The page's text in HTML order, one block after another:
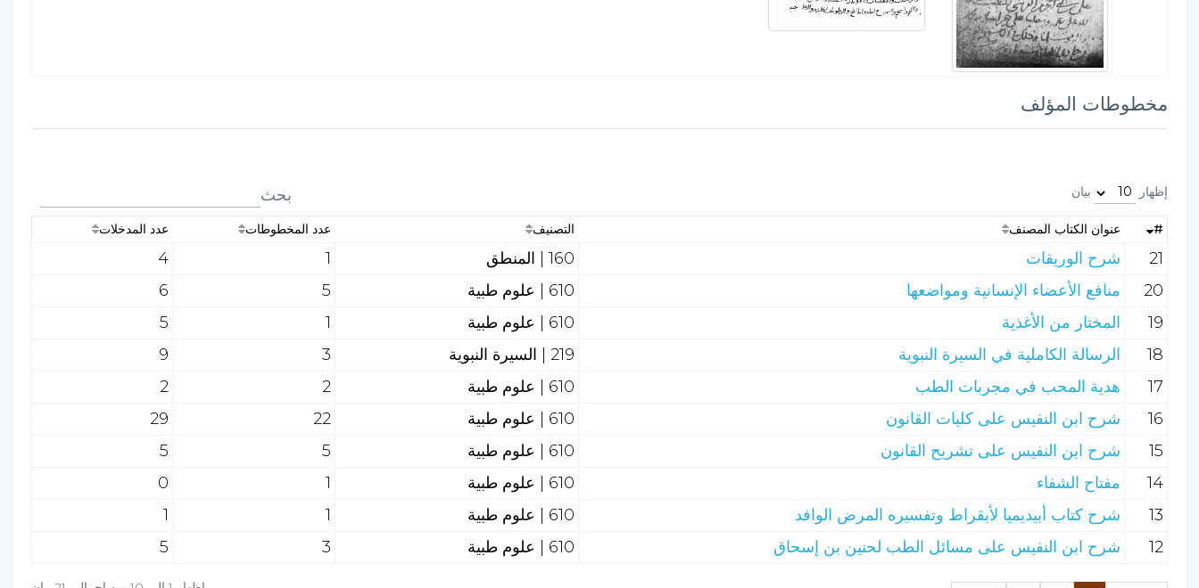
مخطوطات المؤلف
إظهار بيان بحث
# عنوان الكتاب المصنف التصنيف عدد المخطوطات عدد المدخلات
21 شرح الوريقات 160 | المنطق 1
4
20
منافع الأعضاء الإنسانية ومواضعها 610 | علوم طبية 5
6
19
المختار من الأغذية 610 | علوم طبية 1
5
18
الرسالة الكاملية في السيرة النبوية 219 | السيرة النبوية 3
9
17
هدية المحب في مجربات الطب 610 | علوم طبية 2
2
16
شرح ابن النفيس على كليات القانون 610 | علوم طبية 22
29
15
شرح ابن النفيس على تشريح القانون 610 | علوم طبية 5
5
14
مفتاح الشفاء 610 | علوم طبية 1
0
13
شرح كتاب أبيديميا لأبقراط وتفسيره المرض الوافد 610 | علوم طبية 1
1
12
شرح ابن النفيس على مسائل الطب لحنين بن إسحاق 610 | علوم طبية 3
5